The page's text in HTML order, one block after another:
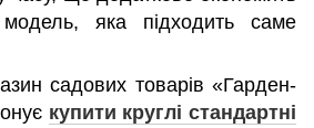
модель, яка підходить саме
садових товарів «Гарден-
купити круглі стандартні